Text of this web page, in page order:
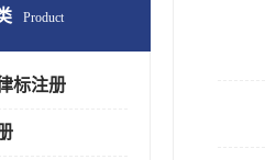
Product
标注册